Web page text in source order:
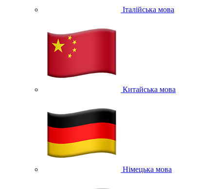
Італійська мова
Китайська мова
Німецька мова